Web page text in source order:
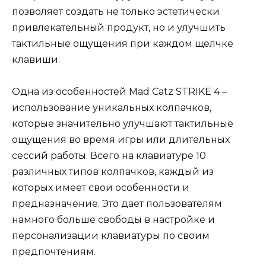
позволяет создать не только эстетически
привлекательный продукт, но и улучшить
тактильные ощущения при каждом щелчке
клавиши.
Одна из особенностей Mad Catz STRIKE 4 –
использование уникальных колпачков,
которые значительно улучшают тактильные
ощущения во время игры или длительных
сессий работы. Всего на клавиатуре 10
различных типов колпачков, каждый из
которых имеет свои особенности и
предназначение. Это дает пользователям
намного больше свободы в настройке и
персонализации клавиатуры по своим
предпочтениям.